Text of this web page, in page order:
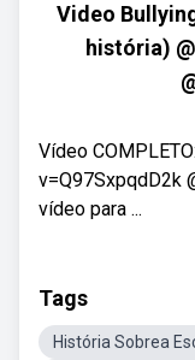
Video
história)
Vídeo
v=Q97SxpqdD2k
vídeo para ...
Tags
História Sobrea